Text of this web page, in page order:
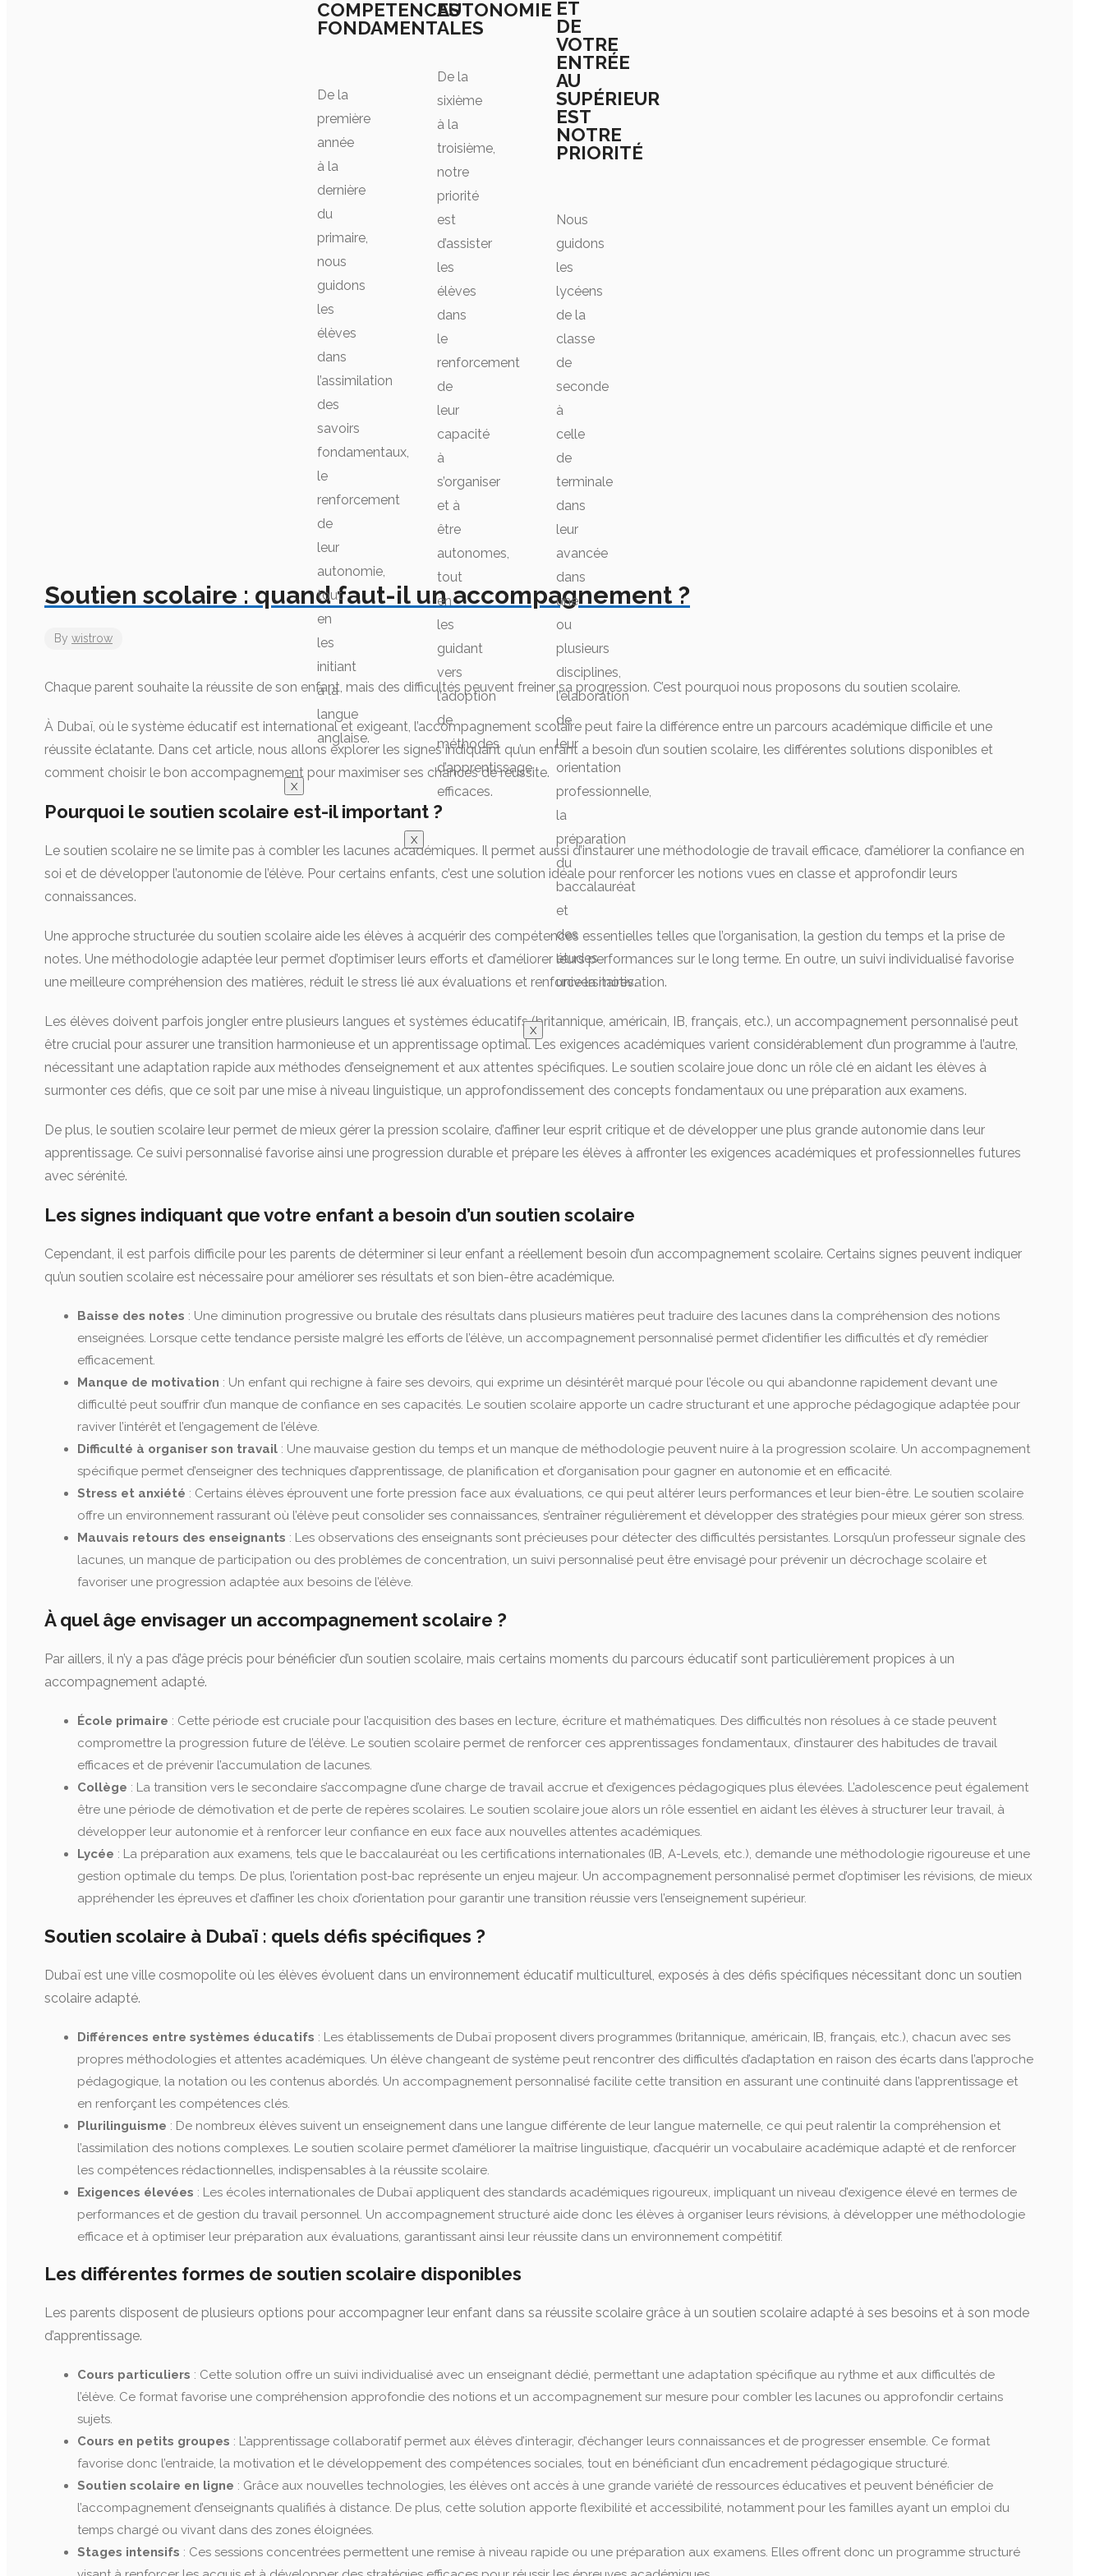
COMPETENCES
FONDAMENTALES
De la
première
année
à la
dernière
du
primaire,
nous
guidons
les
élèves
dans
l’assimilation
des
savoirs
fondamentaux,
le
renforcement
de
leur
autonomie,
tout
en
les
initiant
à la
langue
anglaise.
X
AUTONOMIE
De la
sixième
à la
troisième,
notre
priorité
est
d’assister
les
élèves
dans
le
renforcement
de
leur
capacité
à
s’organiser
et à
être
autonomes,
tout
en
les
guidant
vers
l’adoption
de
méthodes
d’apprentissage
efficaces.
X
ET
DE
VOTRE
ENTRÉE
AU
SUPÉRIEUR
EST
NOTRE
PRIORITÉ
Nous
guidons
les
lycéens
de la
classe
de
seconde
à
celle
de
terminale
dans
leur
avancée
dans
une
ou
plusieurs
disciplines,
l’élaboration
de
leur
orientation
professionnelle,
la
préparation
du
baccalauréat
et
des
études
universitaires.
X
Soutien scolaire : quand faut-il un accompagnement ?
By wistrow
Chaque parent souhaite la réussite de son enfant, mais des difficultés peuvent freiner sa progression. C’est pourquoi nous proposons du soutien scolaire.
À Dubaï, où le système éducatif est international et exigeant, l’accompagnement scolaire peut faire la différence entre un parcours académique difficile et une
réussite éclatante. Dans cet article, nous allons explorer les signes indiquant qu’un enfant a besoin d’un soutien scolaire, les différentes solutions disponibles et
comment choisir le bon accompagnement pour maximiser ses chances de réussite.
Pourquoi le soutien scolaire est-il important ?
Le soutien scolaire ne se limite pas à combler les lacunes académiques. Il permet aussi d’instaurer une méthodologie de travail efficace, d’améliorer la confiance en
soi et de développer l’autonomie de l’élève. Pour certains enfants, c’est une solution idéale pour renforcer les notions vues en classe et approfondir leurs
connaissances.
Une approche structurée du soutien scolaire aide les élèves à acquérir des compétences essentielles telles que l’organisation, la gestion du temps et la prise de
notes. Une méthodologie adaptée leur permet d’optimiser leurs efforts et d’améliorer leurs performances sur le long terme. En outre, un suivi individualisé favorise
une meilleure compréhension des matières, réduit le stress lié aux évaluations et renforce la motivation.
Les élèves doivent parfois jongler entre plusieurs langues et systèmes éducatifs (britannique, américain, IB, français, etc.), un accompagnement personnalisé peut
être crucial pour assurer une transition harmonieuse et un apprentissage optimal. Les exigences académiques varient considérablement d’un programme à l’autre,
nécessitant une adaptation rapide aux méthodes d’enseignement et aux attentes spécifiques. Le soutien scolaire joue donc un rôle clé en aidant les élèves à
surmonter ces défis, que ce soit par une mise à niveau linguistique, un approfondissement des concepts fondamentaux ou une préparation aux examens.
De plus, le soutien scolaire leur permet de mieux gérer la pression scolaire, d’affiner leur esprit critique et de développer une plus grande autonomie dans leur
apprentissage. Ce suivi personnalisé favorise ainsi une progression durable et prépare les élèves à affronter les exigences académiques et professionnelles futures
avec sérénité.
Les signes indiquant que votre enfant a besoin d’un soutien scolaire
Cependant, il est parfois difficile pour les parents de déterminer si leur enfant a réellement besoin d’un accompagnement scolaire. Certains signes peuvent indiquer
qu’un soutien scolaire est nécessaire pour améliorer ses résultats et son bien-être académique.
Baisse des notes : Une diminution progressive ou brutale des résultats dans plusieurs matières peut traduire des lacunes dans la compréhension des notions
enseignées. Lorsque cette tendance persiste malgré les efforts de l’élève, un accompagnement personnalisé permet d’identifier les difficultés et d’y remédier
efficacement.
Manque de motivation : Un enfant qui rechigne à faire ses devoirs, qui exprime un désintérêt marqué pour l’école ou qui abandonne rapidement devant une
difficulté peut souffrir d’un manque de confiance en ses capacités. Le soutien scolaire apporte un cadre structurant et une approche pédagogique adaptée pour
raviver l’intérêt et l’engagement de l’élève.
Difficulté à organiser son travail : Une mauvaise gestion du temps et un manque de méthodologie peuvent nuire à la progression scolaire. Un accompagnement
spécifique permet d’enseigner des techniques d’apprentissage, de planification et d’organisation pour gagner en autonomie et en efficacité.
Stress et anxiété : Certains élèves éprouvent une forte pression face aux évaluations, ce qui peut altérer leurs performances et leur bien-être. Le soutien scolaire
offre un environnement rassurant où l’élève peut consolider ses connaissances, s’entraîner régulièrement et développer des stratégies pour mieux gérer son stress.
Mauvais retours des enseignants : Les observations des enseignants sont précieuses pour détecter des difficultés persistantes. Lorsqu’un professeur signale des
lacunes, un manque de participation ou des problèmes de concentration, un suivi personnalisé peut être envisagé pour prévenir un décrochage scolaire et
favoriser une progression adaptée aux besoins de l’élève.
À quel âge envisager un accompagnement scolaire ?
Par aillers, il n’y a pas d’âge précis pour bénéficier d’un soutien scolaire, mais certains moments du parcours éducatif sont particulièrement propices à un
accompagnement adapté.
École primaire : Cette période est cruciale pour l’acquisition des bases en lecture, écriture et mathématiques. Des difficultés non résolues à ce stade peuvent
compromettre la progression future de l’élève. Le soutien scolaire permet de renforcer ces apprentissages fondamentaux, d’instaurer des habitudes de travail
efficaces et de prévenir l’accumulation de lacunes.
Collège : La transition vers le secondaire s’accompagne d’une charge de travail accrue et d’exigences pédagogiques plus élevées. L’adolescence peut également
être une période de démotivation et de perte de repères scolaires. Le soutien scolaire joue alors un rôle essentiel en aidant les élèves à structurer leur travail, à
développer leur autonomie et à renforcer leur confiance en eux face aux nouvelles attentes académiques.
Lycée : La préparation aux examens, tels que le baccalauréat ou les certifications internationales (IB, A-Levels, etc.), demande une méthodologie rigoureuse et une
gestion optimale du temps. De plus, l’orientation post-bac représente un enjeu majeur. Un accompagnement personnalisé permet d’optimiser les révisions, de mieux
appréhender les épreuves et d’affiner les choix d’orientation pour garantir une transition réussie vers l’enseignement supérieur.
Soutien scolaire à Dubaï : quels défis spécifiques ?
Dubaï est une ville cosmopolite où les élèves évoluent dans un environnement éducatif multiculturel, exposés à des défis spécifiques nécessitant donc un soutien
scolaire adapté.
Différences entre systèmes éducatifs : Les établissements de Dubaï proposent divers programmes (britannique, américain, IB, français, etc.), chacun avec ses
propres méthodologies et attentes académiques. Un élève changeant de système peut rencontrer des difficultés d’adaptation en raison des écarts dans l’approche
pédagogique, la notation ou les contenus abordés. Un accompagnement personnalisé facilite cette transition en assurant une continuité dans l’apprentissage et
en renforçant les compétences clés.
Plurilinguisme : De nombreux élèves suivent un enseignement dans une langue différente de leur langue maternelle, ce qui peut ralentir la compréhension et
l’assimilation des notions complexes. Le soutien scolaire permet d’améliorer la maîtrise linguistique, d’acquérir un vocabulaire académique adapté et de renforcer
les compétences rédactionnelles, indispensables à la réussite scolaire.
Exigences élevées : Les écoles internationales de Dubaï appliquent des standards académiques rigoureux, impliquant un niveau d’exigence élevé en termes de
performances et de gestion du travail personnel. Un accompagnement structuré aide donc les élèves à organiser leurs révisions, à développer une méthodologie
efficace et à optimiser leur préparation aux évaluations, garantissant ainsi leur réussite dans un environnement compétitif.
Les différentes formes de soutien scolaire disponibles
Les parents disposent de plusieurs options pour accompagner leur enfant dans sa réussite scolaire grâce à un soutien scolaire adapté à ses besoins et à son mode
d’apprentissage.
Cours particuliers : Cette solution offre un suivi individualisé avec un enseignant dédié, permettant une adaptation spécifique au rythme et aux difficultés de
l’élève. Ce format favorise une compréhension approfondie des notions et un accompagnement sur mesure pour combler les lacunes ou approfondir certains
sujets.
Cours en petits groupes : L’apprentissage collaboratif permet aux élèves d’interagir, d’échanger leurs connaissances et de progresser ensemble. Ce format
favorise donc l’entraide, la motivation et le développement des compétences sociales, tout en bénéficiant d’un encadrement pédagogique structuré.
Soutien scolaire en ligne : Grâce aux nouvelles technologies, les élèves ont accès à une grande variété de ressources éducatives et peuvent bénéficier de
l’accompagnement d’enseignants qualifiés à distance. De plus, cette solution apporte flexibilité et accessibilité, notamment pour les familles ayant un emploi du
temps chargé ou vivant dans des zones éloignées.
Stages intensifs : Ces sessions concentrées permettent une remise à niveau rapide ou une préparation aux examens. Elles offrent donc un programme structuré